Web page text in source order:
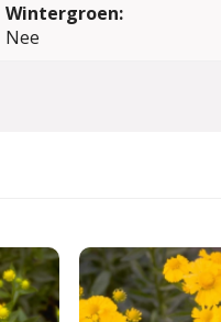
Wintergroen:
Nee